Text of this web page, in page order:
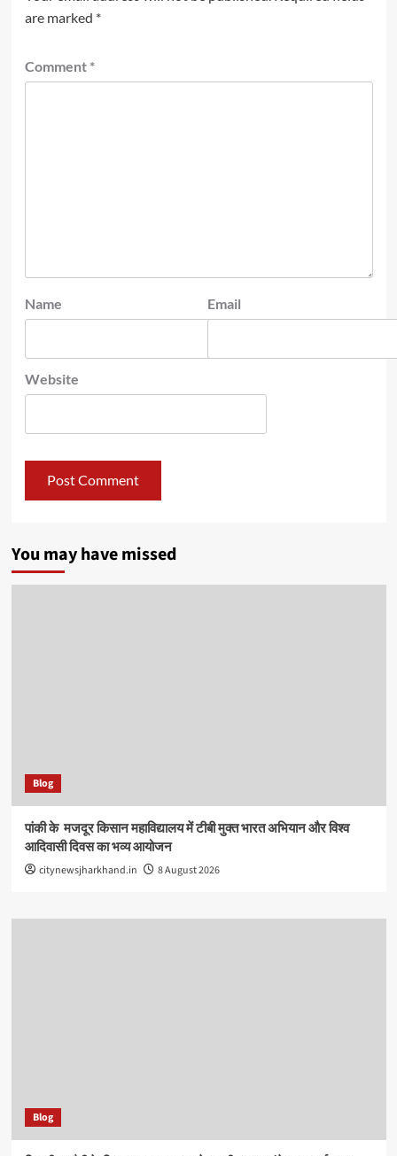
are marked *
Comment *
Name Email
Website
You may have missed
Blog
पांकी के ​ मजदूर किसान महाविद्यालय में टीबी मुक्त भारत अभियान और विश्व
आदिवासी दिवस का भव्य आयोजन
citynewsjharkhand.in 8 August 2026
Blog